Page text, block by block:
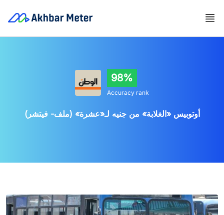
98%
Accuracy rank
أوتوبيس «الغلابة» من جنيه لـ«عشرة» (ملف- فيتشر)